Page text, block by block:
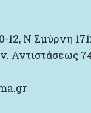
12, Ν Σμύρνη
Αντιστάσεως